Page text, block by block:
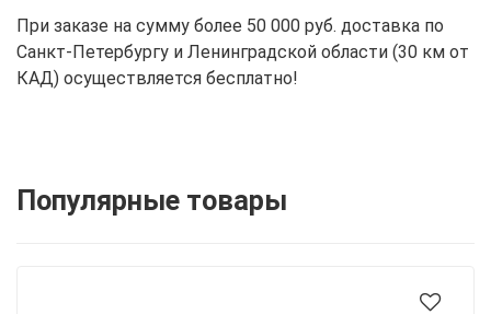
При заказе на сумму более 50 000 руб. доставка по
Санкт-Петербургу и Ленинградской области (30 км от
КАД) осуществляется бесплатно!
Популярные товары